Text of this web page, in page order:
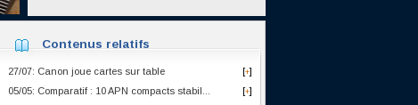
Contenus relatifs
[+]
27/07: Canon joue cartes sur table
[+]
05/05: Comparatif : 10 APN compacts stabil...